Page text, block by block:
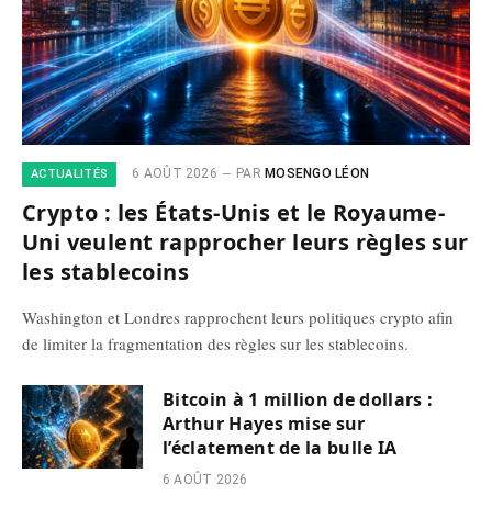
ACTUALITÉS 6 AOÛT 2026 PAR MOSENGO LÉON
Crypto : les États-Unis et le Royaume-
Uni veulent rapprocher leurs règles sur
les stablecoins
Washington et Londres rapprochent leurs politiques crypto afin
de limiter la fragmentation des règles sur les stablecoins.
Bitcoin à 1 million de dollars :
Arthur Hayes mise sur
l’éclatement de la bulle IA
6 AOÛT 2026